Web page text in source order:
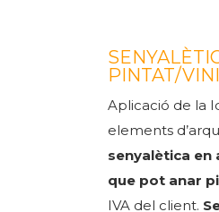
PINTAT/
Aplicació de la
elements
senyalètica en
que pot anar
IVA del client.